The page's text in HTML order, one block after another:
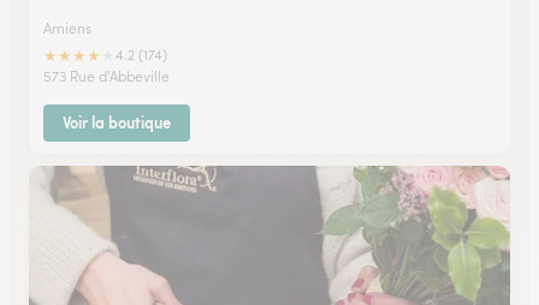
Amiens
★★★★
4.2 (174)
573 Rue d'Abbeville
Voir la boutique